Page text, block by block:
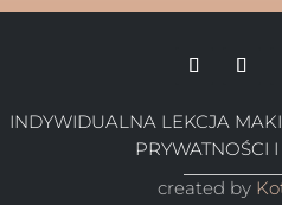
INDYWIDUALNA LEKCJA
PRYWATNOŚCI
created by